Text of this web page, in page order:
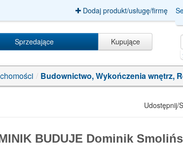
Dodaj produkt/usługę/firmę
Sprzedające Kupujące
zakÅ‚ady miÄ™sna w daniAND/**/
/ Budownictwo, Wykończenia wnętrz,
Udostępnij/
BUDUJE Dominik